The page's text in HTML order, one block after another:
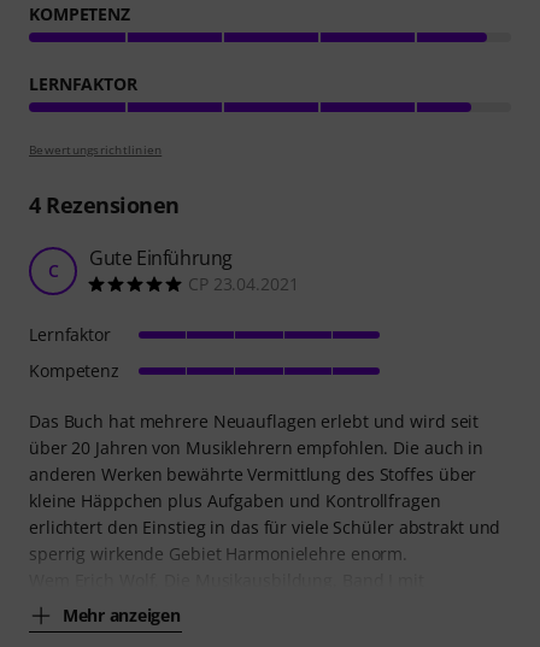
KOMPETENZ
LERNFAKTOR
Bewertungsrichtlinien
4Rezensionen
C Gute Einführung
CP 23.04.2021
Das Buch hat mehrere Neuauflagen erlebt und wird seit
über 20 Jahren von Musiklehrern empfohlen. Die auch in
anderen Werken bewährte Vermittlung des Stoffes über
kleine Häppchen plus Aufgaben und Kontrollfragen
erlichtert den Einstieg in das für viele Schüler abstrakt und
sperrig wirkende Gebiet Harmonielehre enorm.
Mehr anzeigen
Lernfaktor
Kompetenz